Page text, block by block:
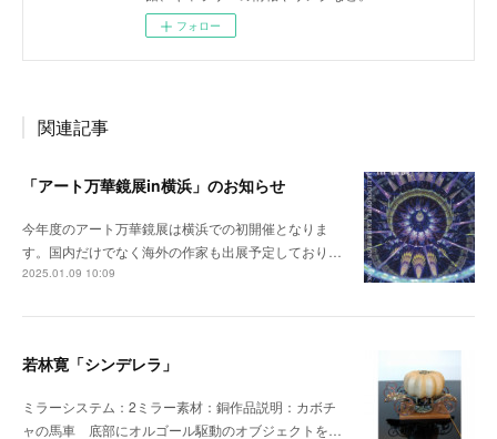
フォロー
関連記事
「アート万華鏡展in横浜」のお知らせ
今年度のアート万華鏡展は横浜での初開催となりま
す。国内だけでなく海外の作家も出展予定しており…
2025.01.09 10:09
若林寛「シンデレラ」
ミラーシステム：2ミラー素材：銅作品説明：カボチ
ャの馬車 底部にオルゴール駆動のオブジェクトを…